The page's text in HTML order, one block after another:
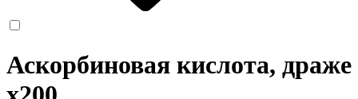
Аскорбиновая кислота, драже